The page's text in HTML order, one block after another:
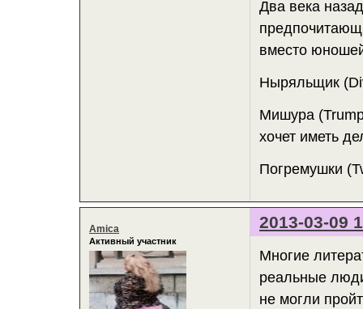
Два века
вместо
Ныряльщик
Мишура
хочет иметь
Погремушки
2013-03-09
Amica
Активный участник
Многие
реальные
не могли